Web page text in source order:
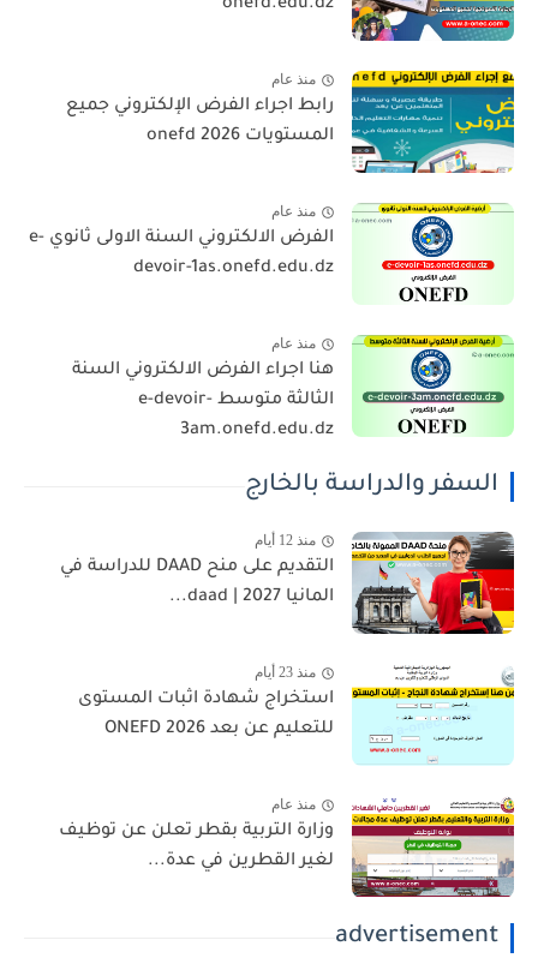
onefd.edu.dz
منذ عام
رابط اجراء الفرض الإلكتروني جميع
المستويات 2026 onefd
منذ عام
الفرض الالكتروني السنة الاولى ثانوي e-
devoir-1as.onefd.edu.dz
منذ عام
هنا اجراء الفرض الالكتروني السنة
الثالثة متوسط e-devoir-
3am.onefd.edu.dz
السفر والدراسة بالخارج
منذ 12 أيام
التقديم على منح DAAD للدراسة في
المانيا 2027 | daad...
منذ 23 أيام
استخراج شهادة اثبات المستوى
للتعليم عن بعد 2026 ONEFD
منذ عام
وزارة التربية بقطر تعلن عن توظيف
لغير القطرين في عدة...
advertisement